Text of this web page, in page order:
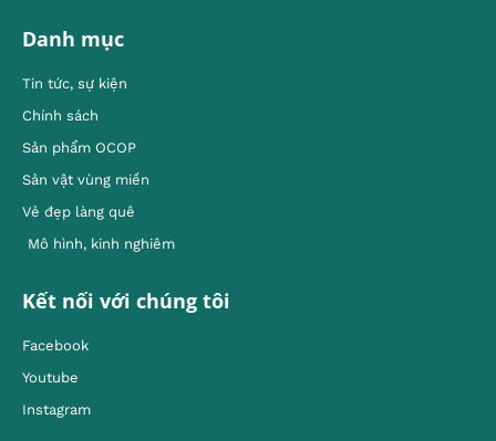
Danh mục
Tin tức, sự kiện
Chính sách
Sản phẩm OCOP
Sản vật vùng miền
Vẻ đẹp làng quê
Mô hình, kinh nghiêm
Kết nối với chúng tôi
Facebook
Youtube
Instagram